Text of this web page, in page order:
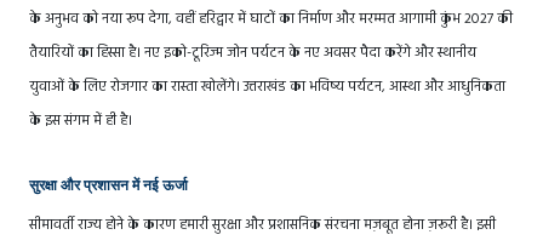
के अनुभव को नया रूप देगा, वहीं हरिद्वार में घाटों का निर्माण और मरम्मत आगामी कुंभ 2027 की
तैयारियों का हिस्सा है। नए इको-टूरिज्म जोन पर्यटन के नए अवसर पैदा करेंगे और स्थानीय
युवाओं के लिए रोजगार का रास्ता खोलेंगे। उत्तराखंड का भविष्य पर्यटन, आस्था और आधुनिकता
के इस संगम में ही है।
सुरक्षा और प्रशासन में नई ऊर्जा
सीमावर्ती राज्य होने के कारण हमारी सुरक्षा और प्रशासनिक संरचना मज़बूत होना ज़रूरी है। इसी